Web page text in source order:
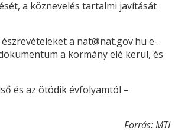
a köznevelés tartalmi javítását
a nat@nat.gov.hu e-
a kormány elé kerül, és
és az ötödik évfolyamtól –
Forrás: MTI